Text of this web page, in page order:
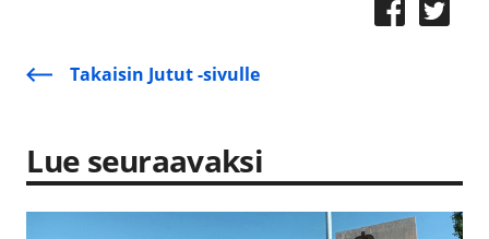
Takaisin Jutut -sivulle
Lue seuraavaksi